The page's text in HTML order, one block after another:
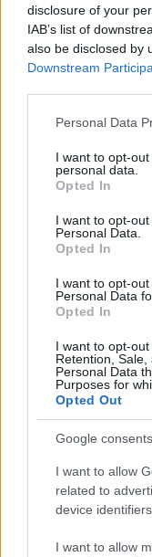
disclosure of your
IAB’s list of
also be disclosed by
Downstream
Please note that
not limited to your
grant or deny
use your data for
consent section.
Personal Data
I want to opt-
personal data.
Opted In
I want to opt-
Personal Data.
Opted In
I want to opt-
Personal Data
Opted In
I want to opt-out
Retention,
Personal Data
Purposes for
Opted Out
Google consents
I want to allow
related to
device
I want to allow
Ροή
ΣΑΝ ΣΗΜΕΡΑ
της
συντρίβουν
αμυντική